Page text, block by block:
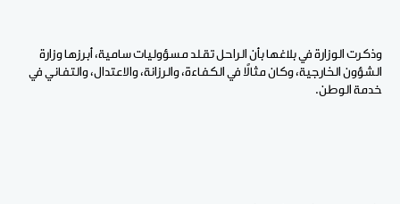
وذكرت الوزارة في بلاغها بأن الراحل تقلد مسؤوليات سامية، أبرزها وزارة
الشؤون الخارجية، وكان مثالاً في الكفاءة، والرزانة، والاعتدال، والتفاني في
خدمة الوطن.